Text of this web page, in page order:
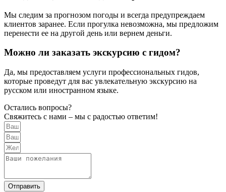
Мы следим за прогнозом погоды и всегда предупреждаем
клиентов заранее. Если прогулка невозможна, мы предложим
перенести ее на другой день или вернем деньги.
Можно ли заказать экскурсию с гидом?
Да, мы предоставляем услуги профессиональных гидов,
которые проведут для вас увлекательную экскурсию на
русском или иностранном языке.
Остались вопросы?
Свяжитесь с нами – мы с радостью ответим!
Отправить